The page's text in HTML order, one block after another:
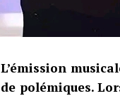
L’émission
de polémiques.